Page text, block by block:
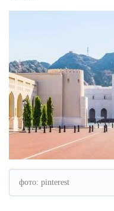
фото: pinterest